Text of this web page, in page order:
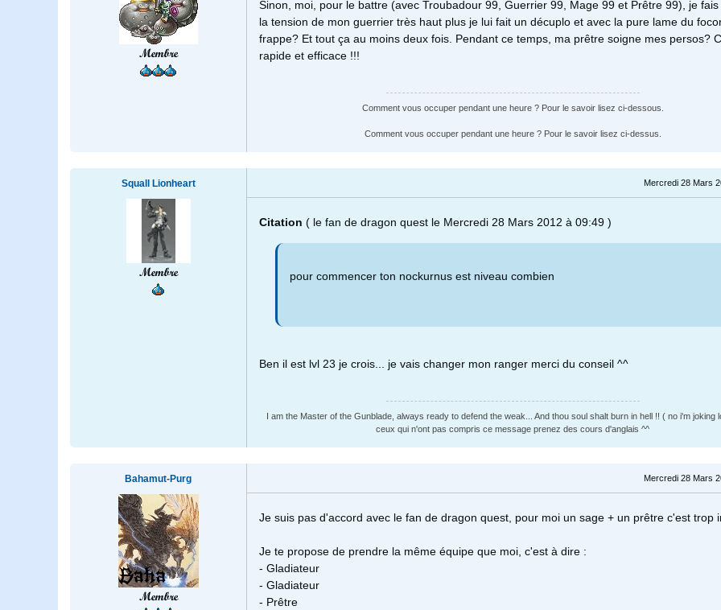
Membre
Sinon, moi, pour le battre (avec Troubadour 99, Guerrier 99, Mage 99 et Prêtre 99), je
la tension de mon guerrier très haut plus je lui fait un décuplo et avec la pure lame du
frappe? Et tout ça au moins deux fois. Pendant ce temps, ma prêtre soigne mes persos?
rapide et efficace !!!
Comment vous occuper pendant une heure ? Pour le savoir lisez ci-dessous.
Comment vous occuper pendant une heure ? Pour le savoir lisez ci-dessus.
Squall Lionheart
Membre
Mercredi 28 Mars
Citation ( le fan de dragon quest le Mercredi 28 Mars 2012 à 09:49 )
pour commencer ton nockurnus est niveau combien
Ben il est lvl 23 je crois... je vais changer mon ranger merci du conseil ^^
I am the Master of the Gunblade, always ready to defend the weak... And thou soul shalt burn in hell !! ( no i'm joking
ceux qui n'ont pas compris ce message prenez des cours d'anglais ^^
Bahamut-Purg
Membre
Mercredi 28 Mars
Je suis pas d'accord avec le fan de dragon quest, pour moi un sage + un prêtre c'est trop
Je te propose de prendre la même équipe que moi, c'est à dire :
- Gladiateur
- Gladiateur
- Prêtre